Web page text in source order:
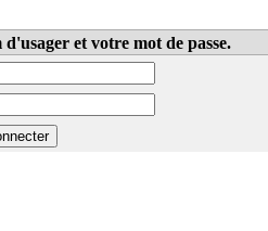
et votre mot de passe.